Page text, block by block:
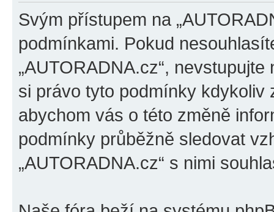
Svým přístupem na
podmínkami. Pokud
„AUTORADNA.cz“,
si právo tyto podmínky kdykoliv
abychom vás o této změně
podmínky průběžně sledovat
„AUTORADNA.cz“ s nimi